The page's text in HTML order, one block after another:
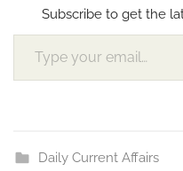
Subscribe to get the
Type your email…
Daily Current Affairs